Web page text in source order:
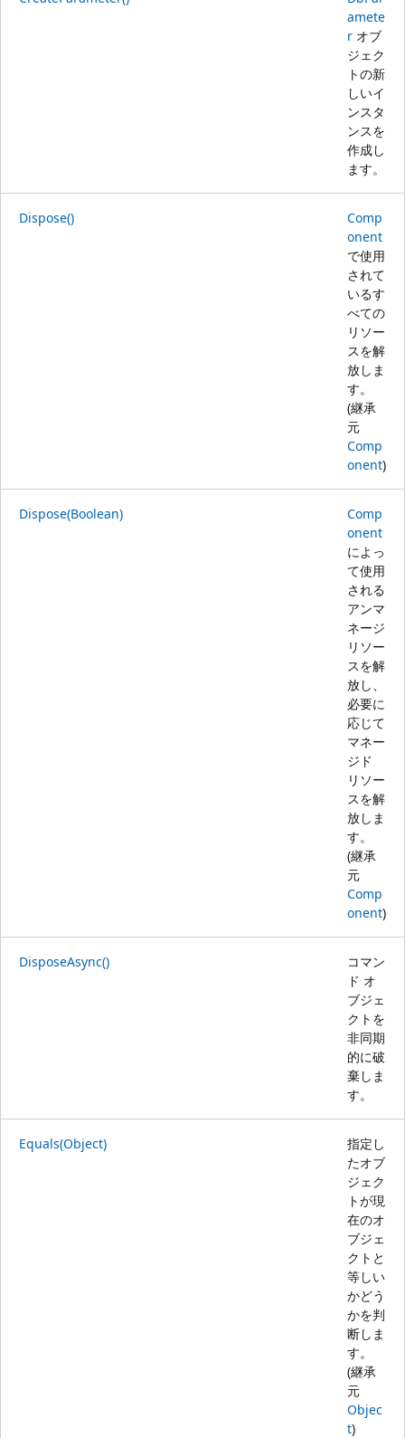
amete
r オブ
ジェク
トの新
しいイ
ンスタ
ンスを
作成し
ます。
Dispose()
Comp
onent
で使用
されて
いるす
べての
リソー
スを解
放しま
す。
(継承
元
Comp
onent)
Dispose(Boolean)
Comp
onent
によっ
て使用
される
アンマ
ネージ
リソー
スを解
放し、
必要に
応じて
マネー
ジド
リソー
スを解
放しま
す。
(継承
元
Comp
onent)
DisposeAsync()
コマン
ド オ
ブジェ
クトを
非同期
的に破
棄しま
す。
Equals(Object)
指定し
たオブ
ジェク
トが現
在のオ
ブジェ
クトと
等しい
かどう
かを判
断しま
す。
(継承
元
Objec
t)